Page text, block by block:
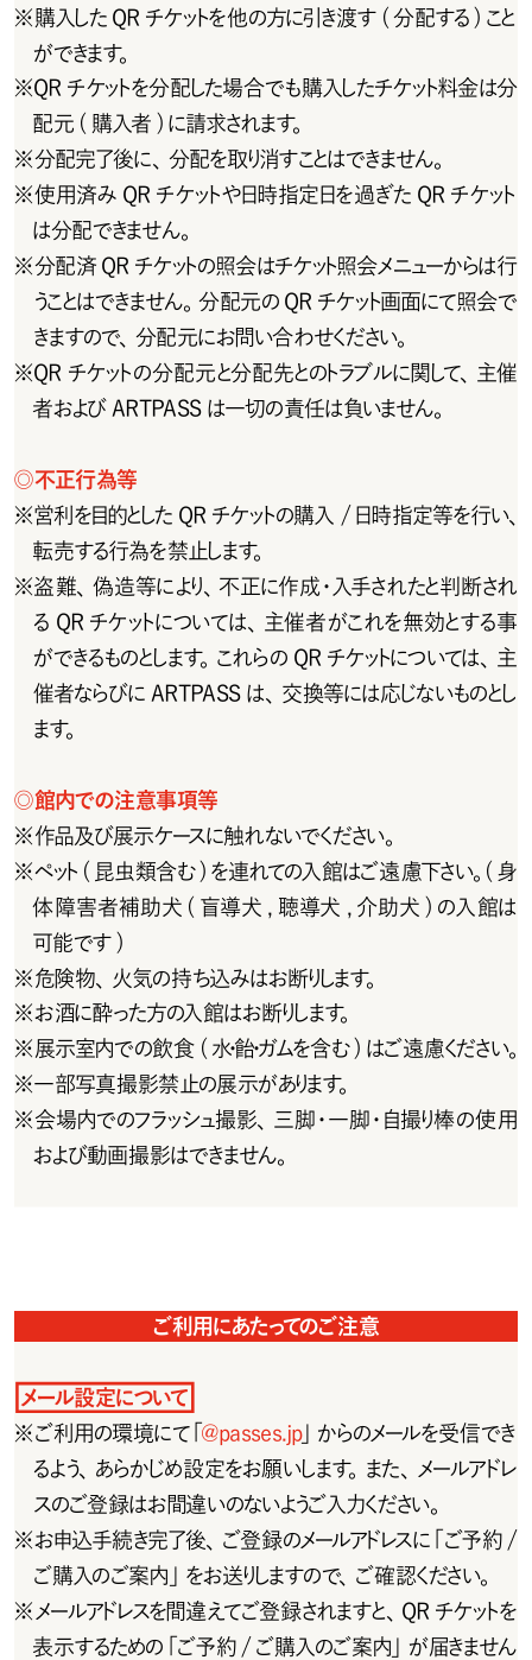
※購入したQRチケットを他の方に引き渡す(分配する)こと
ができます。
※Q R チ ケットを 分 配した 場 合 で も 購 入した チ ケット料 金 は 分
配元 ( 購入者 ) に請求されます。
※分配完了後に、分配を取り消すことはできません。
※使 用 済 み Q R チ ケットや日時 指 定日を 過 ぎ た Q R チ ケット
は分配できません。
※分 配 済 Q R チ ケットの 照 会 は チ ケット照 会 メニュー からは 行
うことはできません。分配元のQRチケット画面にて照会で
きますので、分配元にお問い合わせください。
※QRチケットの分配元と分配先とのトラブルに関して、主催
者およびARTPASSは一切の責任は負いません。
◎不正行為等
※営利を目的としたQRチケットの購入 /日時指定等を行い、
転売する行為を禁止します。
※盗難、偽造等により、不正に作成・入手されたと判断され
るQRチケットについては、主催者がこれを無効とする事
ができるものとします。これらの QR チケットについては、主
催者ならびにARTPASSは、交換等には応じないものとし
ます。
◎館内での注意事項等
※作品及び展示ケースに触れないでください。
※ペット(昆虫類含む)を連れての入館はご遠慮下さい。(身
体障害者補助犬(盲導犬,聴導犬,介助犬)の入館は
可能です)
※危 険 物 、火 気 の 持 ち 込 み は お 断りします。
※お 酒 に 酔 った 方 の入 館 は お 断りします。
※展 示 室 内 で の 飲 食 ( 水・飴・ガ ム を 含 む ) は ご 遠 慮くだ さい 。
※一部写真撮影禁止の展示があります。
※会場内でのフラッシュ撮影、三脚・一脚・自撮り棒の使 用
および動画撮影はできません。
ご利用にあたってのご注意
メール設定について
※ご 利 用 の 環 境 に て「 @passes.jp」からのメールを受信でき
るよう、あらかじめ設定をお願いします。また、メールアドレ
スのご登 録はお間違いのないようご入 力ください。
※お申込手続き完了後、ご登録のメールアドレスに「ご予約 /
ご 購 入のご 案 内 」をお 送りしますので 、ご 確 認ください 。
※ メールアドレスを間違えてご登録されますと、QRチケットを
表示するための「ご予約 /ご購入のご案内」が届きません